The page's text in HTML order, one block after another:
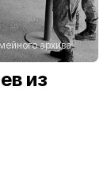
архива
из